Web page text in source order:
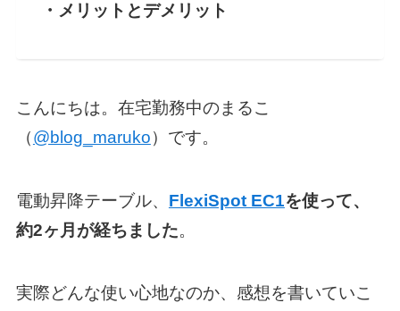
・メリットとデメリット
こんにちは。在宅勤務中のまるこ
（@blog_maruko）です。
電動昇降テーブル、 FlexiSpot EC1を使って、
約2ヶ月が経ちました。
実際どんな使い心地なのか、感想を書いていこ